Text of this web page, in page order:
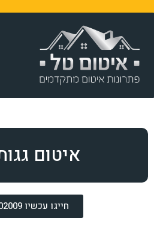
איטום
חייגו עכשיו 052-8602009